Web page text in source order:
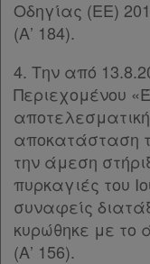
Οδηγίας (ΕΕ)
(Α’ 184).
4. Την από
Περιεχομένου
αποκατάσταση
την άμεση
πυρκαγιές του
συναφείς
κυρώθηκε με το
(Α’ 156).